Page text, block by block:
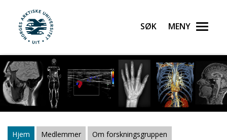
Gå til hovedinnhold
UiT Norges arktiske universitet
Søk Meny
Hjem Medlemmer
Om forskningsgruppen